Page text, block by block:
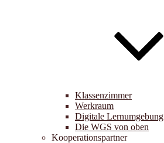
Klassenzimmer
Werkraum
Digitale Lernumgebung
Die WGS von oben
Kooperationspartner